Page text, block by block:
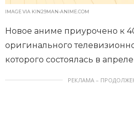
IMAGE VIA KIN29MAN-ANIME.COM
Новое аниме приурочено к
оригинального
которого состоялась в
РЕКЛАМА –